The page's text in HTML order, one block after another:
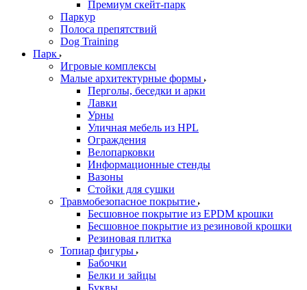
Премиум скейт-парк
Паркур
Полоса препятствий
Dog Training
Парк
Игровые комплексы
Малые архитектурные формы
Перголы, беседки и арки
Лавки
Урны
Уличная мебель из HPL
Ограждения
Велопарковки
Информационные стенды
Вазоны
Стойки для сушки
Травмобезопасное покрытие
Бесшовное покрытие из EPDM крошки
Бесшовное покрытие из резиновой крошки
Резиновая плитка
Топиар фигуры
Бабочки
Белки и зайцы
Буквы